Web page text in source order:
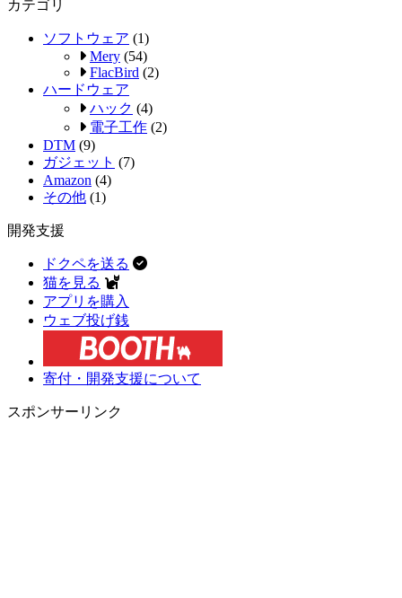
カテゴリ
ソフトウェア (1)
Mery (54)
FlacBird (2)
ハードウェア
ハック (4)
電子工作 (2)
DTM (9)
ガジェット (7)
Amazon (4)
その他 (1)
開発支援
ドクペを送る
猫を見る
アプリを購入
ウェブ投げ銭
寄付・開発支援について
スポンサーリンク